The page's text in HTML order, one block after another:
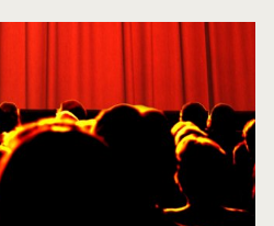
Eléments
foucaldiens